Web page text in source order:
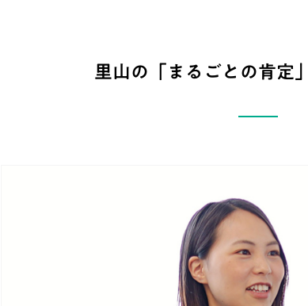
里山の「まるごとの肯定